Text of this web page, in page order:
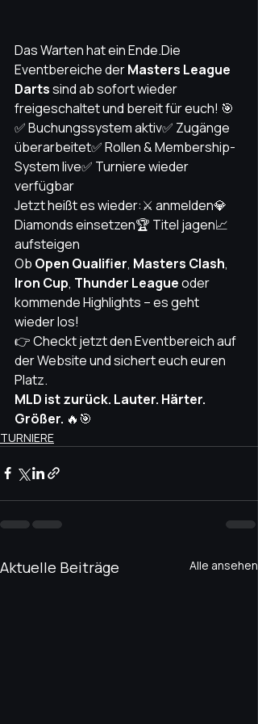
Das Warten hat ein Ende.Die
Eventbereiche der Masters League
Darts sind ab sofort wieder
freigeschaltet und bereit für euch! 🎯
✅ Buchungssystem aktiv✅ Zugänge
überarbeitet✅ Rollen & Membership-
System live✅ Turniere wieder
verfügbar
Jetzt heißt es wieder:⚔️ anmelden💎
Diamonds einsetzen🏆 Titel jagen📈
aufsteigen
Ob Open Qualifier, Masters Clash,
Iron Cup, Thunder League oder
kommende Highlights – es geht
wieder los!
👉 Checkt jetzt den Eventbereich auf
der Website und sichert euch euren
Platz.
MLD ist zurück. Lauter. Härter.
Größer. 🔥🎯
TURNIERE
Aktuelle Beiträge Alle ansehen